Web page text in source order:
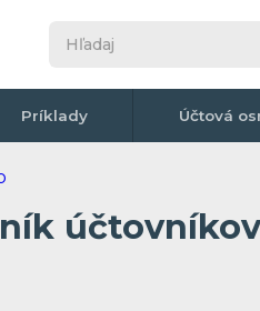
Príklady Účtová